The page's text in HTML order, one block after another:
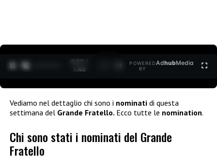
0:28 /
1:40
POWERED
BY
AdhubMedia
Vediamo nel dettaglio chi sono i nominati di questa
settimana del Grande Fratello. Ecco tutte le nomination.
Chi sono stati i nominati del Grande
Fratello